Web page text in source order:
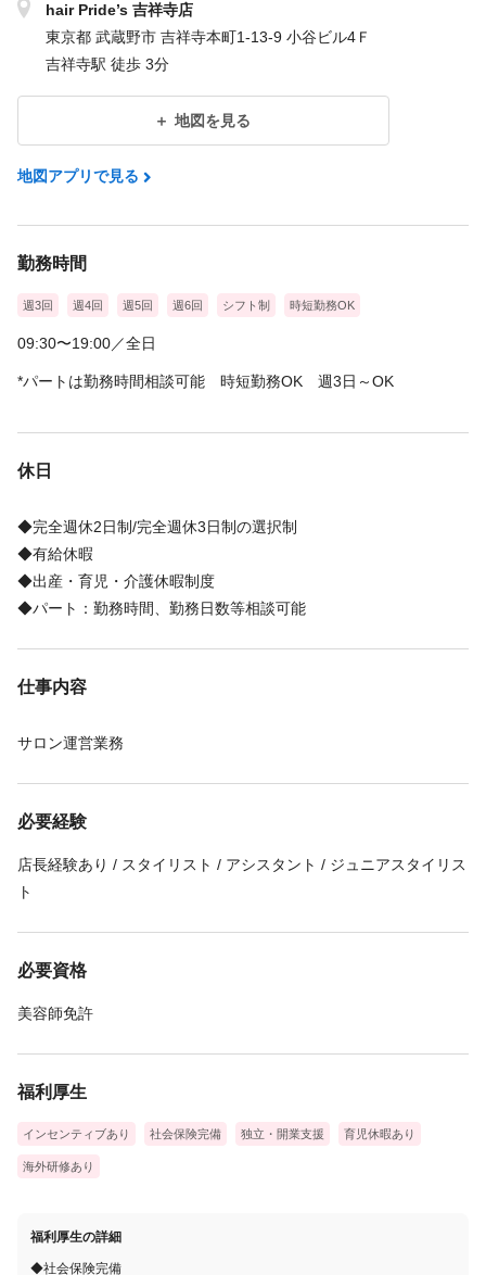
正社員の完全週休3日制を導入し、ライフスタイルに合わせた選択
ができます。
家庭重視、子育てをしながら、ダブルワークをしたい方。
幅広い年齢の⼈が「安心安定」して⻑く働くことができます！
★ポイント➁：⾝近なサロンを⽬指しているため、集客⼒も◎ ★
全店舗が通勤便利な駅近サロンです！
層も広いので、
スタイル作りやお客様との会話も常に飽きることなく吸収できる
★ポイント➂：キャリアアップ・独立サポートの充実★
会社負担で内外部の講習や動画教育サポートも充実！
hair Pride’s 吉祥寺店
東京都 武蔵野市 吉祥寺本町1-13-9 小谷ビル4Ｆ
吉祥寺駅 徒歩 3分
地図を見る
地図アプリで見る
勤務時間
週3回 週4回 週5回 週6回 シフト制 時短勤務OK
09:30〜19:00／全日
*パートは勤務時間相談可能 時短勤務OK 週3日～OK
休日
◆完全週休2日制/完全週休3日制の選択制
◆有給休暇
◆出産・育児・介護休暇制度
◆パート：勤務時間、勤務日数等相談可能
仕事内容
サロン運営業務
必要経験
店長経験あり / スタイリスト / アシスタント / ジュニアスタイリス
ト
必要資格
美容師免許
福利厚生
インセンティブあり 社会保険完備 独立・開業支援 育児休暇あり
海外研修あり
福利厚生の詳細
◆社会保険完備